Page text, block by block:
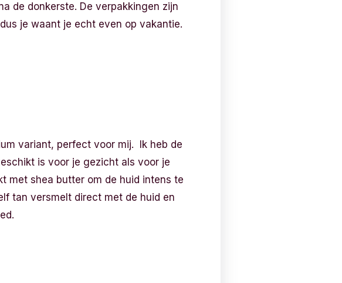
de donkerste. De verpakkingen zijn
je waant je echt even op vakantie.
variant, perfect voor mij. Ik heb de
is voor je gezicht als voor je
met shea butter om de huid intens te
tan versmelt direct met de huid en